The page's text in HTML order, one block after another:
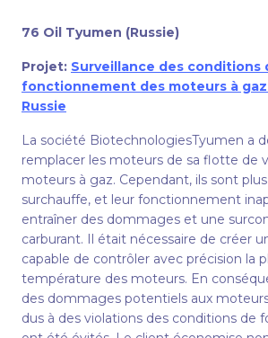
76 Oil Tyumen (Russie)
Projet: Surveillance des conditions
fonctionnement des moteurs à
Russie
La société BiotechnologiesTyumen a
remplacer les moteurs de sa flotte de
moteurs à gaz. Cependant, ils sont plus
surchauffe, et leur fonctionnement
entraîner des dommages et une
carburant. Il était nécessaire de créer
capable de contrôler avec précision la
température des moteurs. En
des dommages potentiels aux
dus à des violations des conditions de